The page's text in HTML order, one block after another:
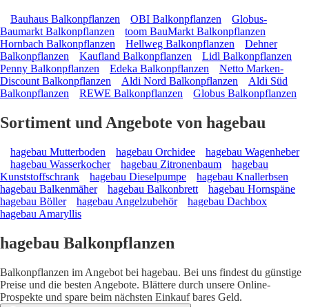
Bauhaus Balkonpflanzen OBI Balkonpflanzen
Globus-
Baumarkt Balkonpflanzen
toom BauMarkt Balkonpflanzen
Hornbach Balkonpflanzen
Hellweg Balkonpflanzen
Dehner
Balkonpflanzen
Kaufland Balkonpflanzen
Lidl Balkonpflanzen
Penny Balkonpflanzen
Edeka Balkonpflanzen
Netto Marken-
Discount Balkonpflanzen
Aldi Nord Balkonpflanzen
Aldi Süd
Balkonpflanzen
REWE Balkonpflanzen Globus Balkonpflanzen
Sortiment und Angebote von hagebau
hagebau Mutterboden hagebau Orchidee
hagebau Wagenheber
hagebau Wasserkocher
hagebau Zitronenbaum
hagebau
Kunststoffschrank
hagebau Dieselpumpe
hagebau Knallerbsen
hagebau Balkenmäher
hagebau Balkonbrett
hagebau Hornspäne
hagebau Böller
hagebau Angelzubehör
hagebau Dachbox
hagebau Amaryllis
hagebau Balkonpflanzen
Balkonpflanzen im Angebot bei hagebau. Bei uns findest du günstige
Preise und die besten Angebote. Blättere durch unsere Online-
Prospekte und spare beim nächsten Einkauf bares Geld.